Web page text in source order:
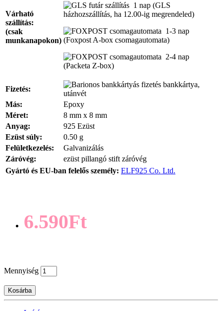
Várható
szállítás:
(csak
munkanapokon)
1 nap (GLS
házhozszállítás, ha 12.00-ig megrendeled)
1-3 nap
(Foxpost A-box csomagautomata)
2-4 nap
(Packeta Z-box)
Fizetés:
bankkártya,
utánvét
Más:
Epoxy
Méret:
8 mm x 8 mm
Anyag:
925 Ezüst
Ezüst súly:
0.50 g
Felületkezelés:
Galvanizálás
Záróvég:
ezüst pillangó stift záróvég
Gyártó és EU-ban felelős személy: ELF925 Co. Ltd.
6.590Ft
Mennyiség
Kosárba